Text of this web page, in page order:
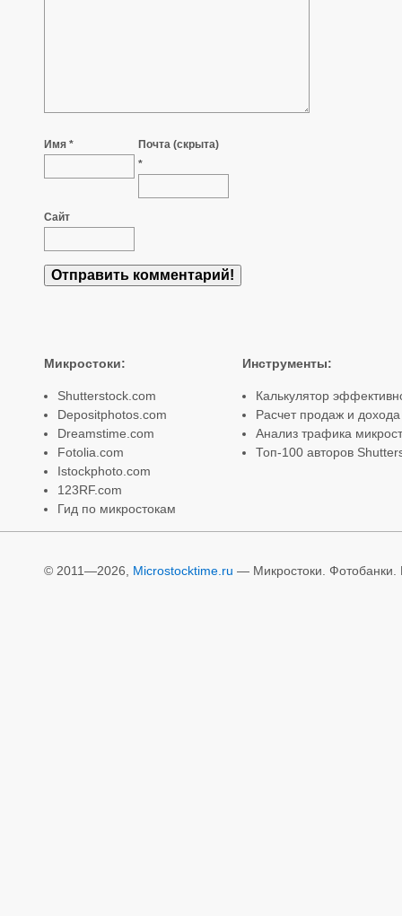
Имя *
Почта (скрыта)
*
Сайт
Микростоки:
Shutterstock.com
Depositphotos.com
Dreamstime.com
Fotolia.com
Istockphoto.com
123RF.com
Гид по микростокам
Инструменты:
Калькулятор
Расчет продаж и дохода
Анализ трафика
Топ-100 авторов
© 2011—2026, Microstocktime.ru — Микростоки. Фотобанки.